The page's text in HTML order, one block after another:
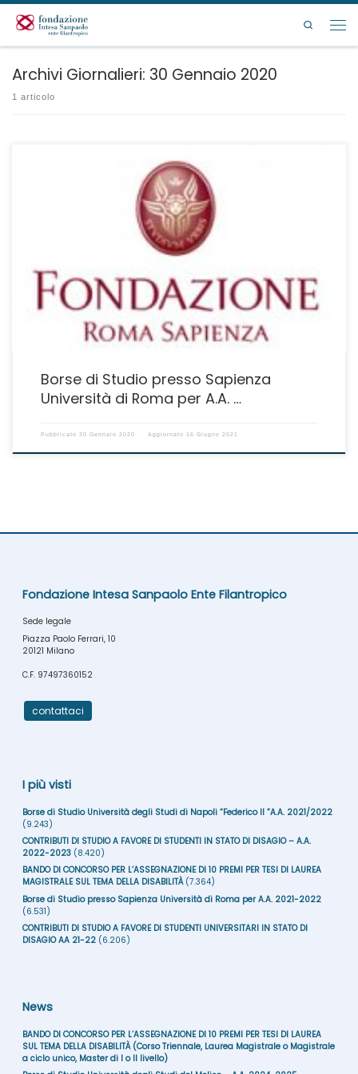
Passa al contenuto
Search
Archivi Giornalieri: 30 Gennaio 2020
1 articolo
Scadenza presentazione domande: ore 24:00 del 16 marzo 2020.
Borse di Studio presso Sapienza
Università di Roma per A.A. …
Pubblicato 30 Gennaio 2020 Aggiornato 16 Giugno 2021
Fondazione Intesa Sanpaolo Ente Filantropico
Sede legale
Piazza Paolo Ferrari, 10
20121 Milano
C.F. 97497360152
contattaci
I più visti
Borse di Studio Università degli Studi di Napoli “Federico II ”A.A. 2021/2022
(9.243)
CONTRIBUTI DI STUDIO A FAVORE DI STUDENTI IN STATO DI DISAGIO – A.A.
2022-2023 (8.420)
BANDO DI CONCORSO PER L’ASSEGNAZIONE DI 10 PREMI PER TESI DI LAUREA
MAGISTRALE SUL TEMA DELLA DISABILITÀ (7.364)
Borse di Studio presso Sapienza Università di Roma per A.A. 2021-2022
(6.531)
CONTRIBUTI DI STUDIO A FAVORE DI STUDENTI UNIVERSITARI IN STATO DI
DISAGIO AA 21-22 (6.206)
News
BANDO DI CONCORSO PER L’ASSEGNAZIONE DI 10 PREMI PER TESI DI LAUREA
SUL TEMA DELLA DISABILITÀ (Corso Triennale, Laurea Magistrale o Magistrale
a ciclo unico, Master di I o II livello)